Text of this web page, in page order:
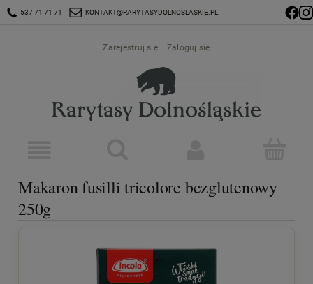
537 71 71 71 KONTAKT@RARYTASYDOLNOSLASKIE.PL
Zarejestruj się Zaloguj się
Makaron fusilli tricolore bezglutenowy
250g